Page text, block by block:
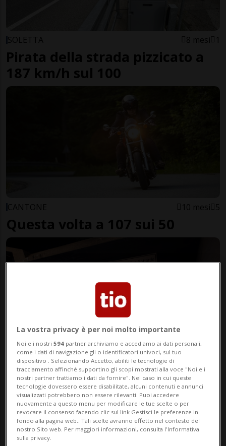
SOLETTA 8 mesi 1
Pirata della strada pizzicato a
187 km/h sul 100
CANTONE 10 mesi 5
Questa volta a 107 sui 50
CANTONE
Ben 47 sorpassi nella galleria
del Gottardo, centauro nei guai
La vostra privacy è per noi molto importante
Noi e i nostri594 partner archiviamo e accediamo ai dati personali,
come i dati di navigazione gli o identificatori univoci, sul tuo
dispositivo . Selezionando Accetto, abiliti le tecnologie di
tracciamento affinché supportino gli scopi mostrati alla voce "Noi e i
nostri partner trattiamo i dati da fornire". Nel caso in cui queste
tecnologie dovessero essere disabilitate, alcuni contenuti e annunci
visualizzati potrebbero non essere rilevanti. Puoi accedere
nuovamente a questo menu per modificare le tue scelte o per
revocare il consenso facendo clic sul link Gestisci le preferenze in
fondo alla pagina web.. Tali scelte avranno effetto nel contesto del
nostro Sito web. Per maggiori informazioni, consulta l'Informativa
sulla privacy.